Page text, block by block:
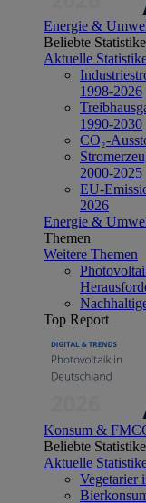
Energie &
Beliebte
Aktuelle
1998-2026
1990-2030
CO₂-
2000-2025
EU-
2026
Energie &
Themen
Weitere Themen
Top Report
Konsum &
Beliebte
Aktuelle
Vegetarier